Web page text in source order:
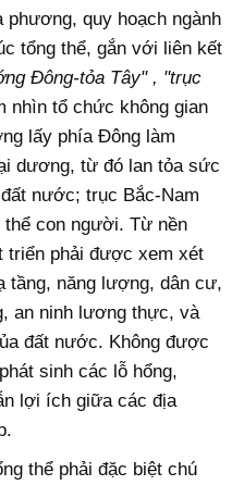
phương, quy hoạch ngành
tổng thể, gắn với liên kết
Đông-tỏa Tây" , "trục
nhìn tổ chức không gian
lấy phía Đông làm
dương, từ đó lan tỏa sức
nước; trục Bắc-Nam
con người. Từ nền
triển phải được xem xét
tầng, năng lượng, dân cư,
an ninh lương thực, và
đất nước. Không được
sinh các lỗ hổng,
lợi ích giữa các địa
thể phải đặc biệt chú